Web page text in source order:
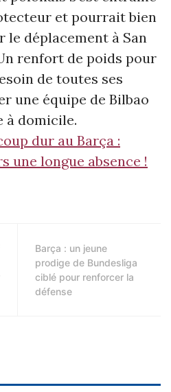
et pourrait bien
déplacement à San
renfort de poids pour
de toutes ses
une équipe de Bilbao
à domicile.
dur au Barça :
une longue absence !
Barça : un jeune
prodige de Bundesliga
ciblé pour renforcer la
défense